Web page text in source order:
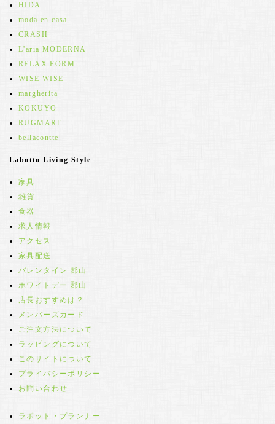
HIDA
moda en casa
CRASH
L'aria MODERNA
RELAX FORM
WISE WISE
margherita
KOKUYO
RUGMART
bellacontte
Labotto Living Style
家具
雑貨
食器
求人情報
アクセス
家具配送
バレンタイン 郡山
ホワイトデー 郡山
店長おすすめは？
メンバーズカード
ご注文方法について
ラッピングについて
このサイトについて
プライバシーポリシー
お問い合わせ
ラボット・プランナー